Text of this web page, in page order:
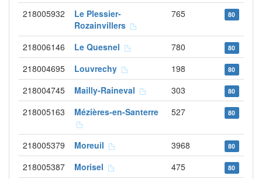
218005932
Le Plessier-
Rozainvillers
765 80
218006146 Le Quesnel 780 80
218004695 Louvrechy 198 80
218004745 Mailly-Raineval 303 80
218005163 Mézières-en-Santerre 527 80
218005379 Moreuil 3968 80
218005387 Morisel 475 80